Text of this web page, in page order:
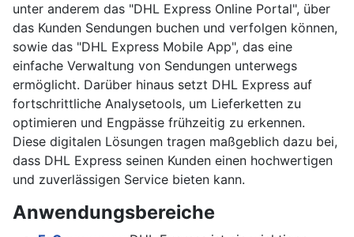
unter anderem das "DHL Express Online Portal", über
das Kunden Sendungen buchen und verfolgen können,
sowie das "DHL Express Mobile App", das eine
einfache Verwaltung von Sendungen unterwegs
ermöglicht. Darüber hinaus setzt DHL Express auf
fortschrittliche Analysetools, um Lieferketten zu
optimieren und Engpässe frühzeitig zu erkennen.
Diese digitalen Lösungen tragen maßgeblich dazu bei,
dass DHL Express seinen Kunden einen hochwertigen
und zuverlässigen Service bieten kann.
Anwendungsbereiche